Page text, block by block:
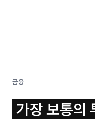
금융
가장 보통의